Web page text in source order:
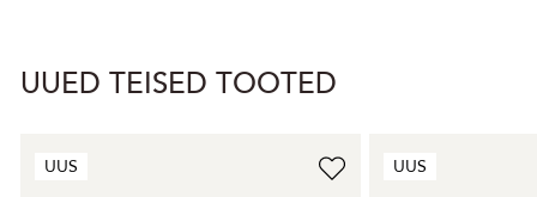
UUED TEISED TOOTED
UUS UUS